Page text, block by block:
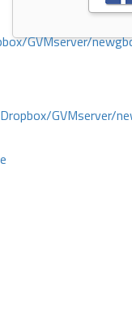
GVMserver/
GVMserver/